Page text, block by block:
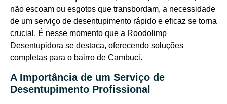
não escoam ou esgotos que transbordam, a necessidade
de um serviço de desentupimento rápido e eficaz se torna
crucial. É nesse momento que a Roodolimp
Desentupidora se destaca, oferecendo soluções
completas para o bairro de Cambuci.
A Importância de um Serviço de
Desentupimento Profissional